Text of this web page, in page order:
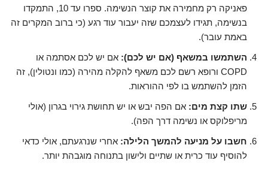
פאניקה רק מחמירה את קוצר הנשימה. ספרו עד 10, התמקדו
בנשימה, תגידו לעצמכם שזה יעבור עוד רגע (כי ברוב המקרים זה
באמת עובר).
השתמשו במשאף (אם יש לכם): אם יש לכם אסתמה או
COPD ורופא רשם לכם משאף להקלה מהירה (כמו ונטולין), זה
הזמן להשתמש בו לפי ההוראות.
שתו קצת מים: אם הפה יבש או יש תחושת גירוי בגרון (אולי
מריפלוקס או נשימה דרך הפה).
חשבו על מניעה להמשך הלילה: אחרי שנרגעתם, אולי כדאי
להוסיף עוד כרית או שתיים ולישון בתנוחה מוגבהת יותר.